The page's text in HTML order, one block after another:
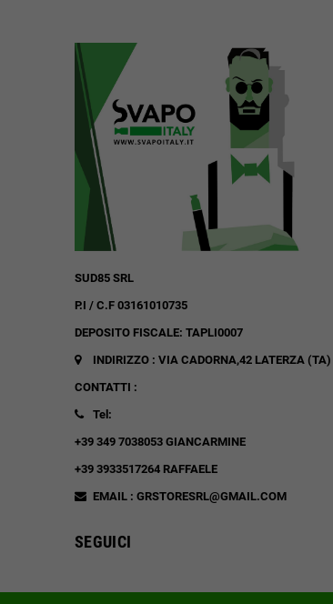
SUD85 SRL
P.I / C.F 03161010735
DEPOSITO FISCALE: TAPLI0007
INDIRIZZO : VIA CADORNA,42 LATERZA (TA)
CONTATTI :
Tel:
+39 349 7038053 GIANCARMINE
+39 3933517264 RAFFAELE
EMAIL : GRSTORESRL@GMAIL.COM
SEGUICI